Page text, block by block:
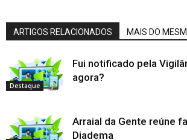
ARTIGOS RELACIONADOS MAIS DO
Destaque
Fui notificado pela
agora?
Arraial da Gente reúne
Diadema